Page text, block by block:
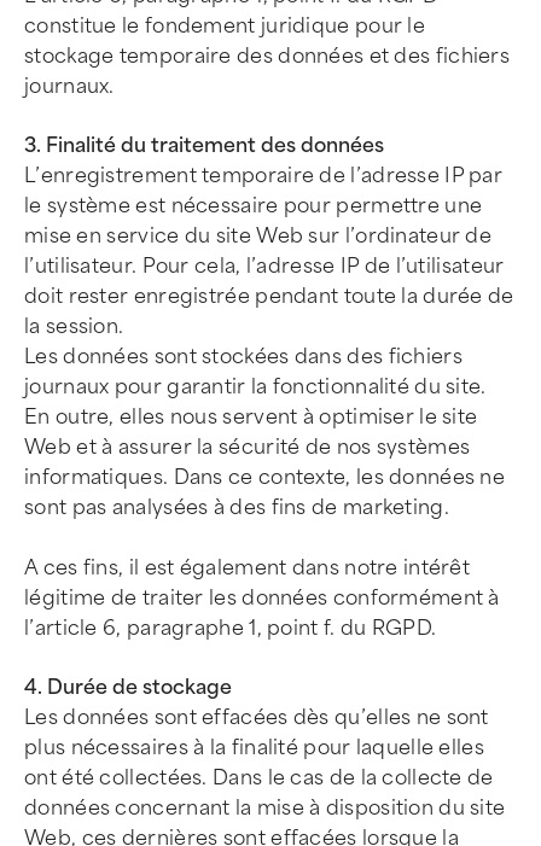
constitue le fondement juridique pour le
stockage temporaire des données et des fichiers
journaux.
3. Finalité du traitement des données
L’enregistrement temporaire de l’adresse IP par
le système est nécessaire pour permettre une
mise en service du site Web sur l’ordinateur de
l’utilisateur. Pour cela, l’adresse IP de l’utilisateur
doit rester enregistrée pendant toute la durée de
la session.
Les données sont stockées dans des fichiers
journaux pour garantir la fonctionnalité du site.
En outre, elles nous servent à optimiser le site
Web et à assurer la sécurité de nos systèmes
informatiques. Dans ce contexte, les données ne
sont pas analysées à des fins de marketing.
A ces fins, il est également dans notre intérêt
légitime de traiter les données conformément à
l’article 6, paragraphe 1, point f. du RGPD.
4. Durée de stockage
Les données sont effacées dès qu’elles ne sont
plus nécessaires à la finalité pour laquelle elles
ont été collectées. Dans le cas de la collecte de
données concernant la mise à disposition du site
Web, ces dernières sont effacées lorsque la